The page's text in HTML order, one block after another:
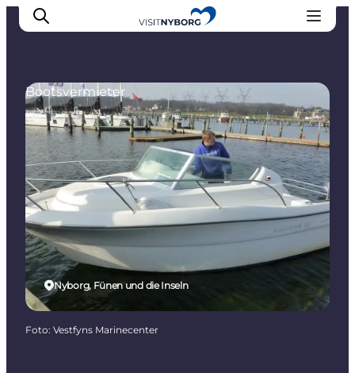
Erlebnisse in Nyborg
Outdoor
Veranstaltungen
Übernachtung
Reiseplanung
Buchen & kaufen
Nyborg, Fünen und die Inseln
Bootsvermieter
Foto: Vestfyns Marinecenter